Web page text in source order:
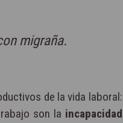
migraña.
de la vida laboral:
son la incapacidad